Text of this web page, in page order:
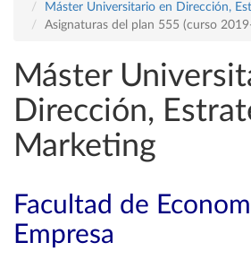
Máster Universitario en Dirección,
Asignaturas del plan 555 (curso
Máster
Dirección,
Marketing
Facultad de
Empresa